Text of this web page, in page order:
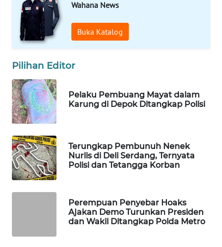
Wahana News
Buka Katalog
Pilihan Editor
Pelaku Pembuang Mayat dalam
Karung di Depok Ditangkap Polisi
Terungkap Pembunuh Nenek
Nurlis di Deli Serdang, Ternyata
Polisi dan Tetangga Korban
Perempuan Penyebar Hoaks
Ajakan Demo Turunkan Presiden
dan Wakil Ditangkap Polda Metro
WAHANA
LISTRIK
WAHANA
TRAVEL
WAHANA
TV
WAHANANEWS
ID
WAHANANEWS
CO ID